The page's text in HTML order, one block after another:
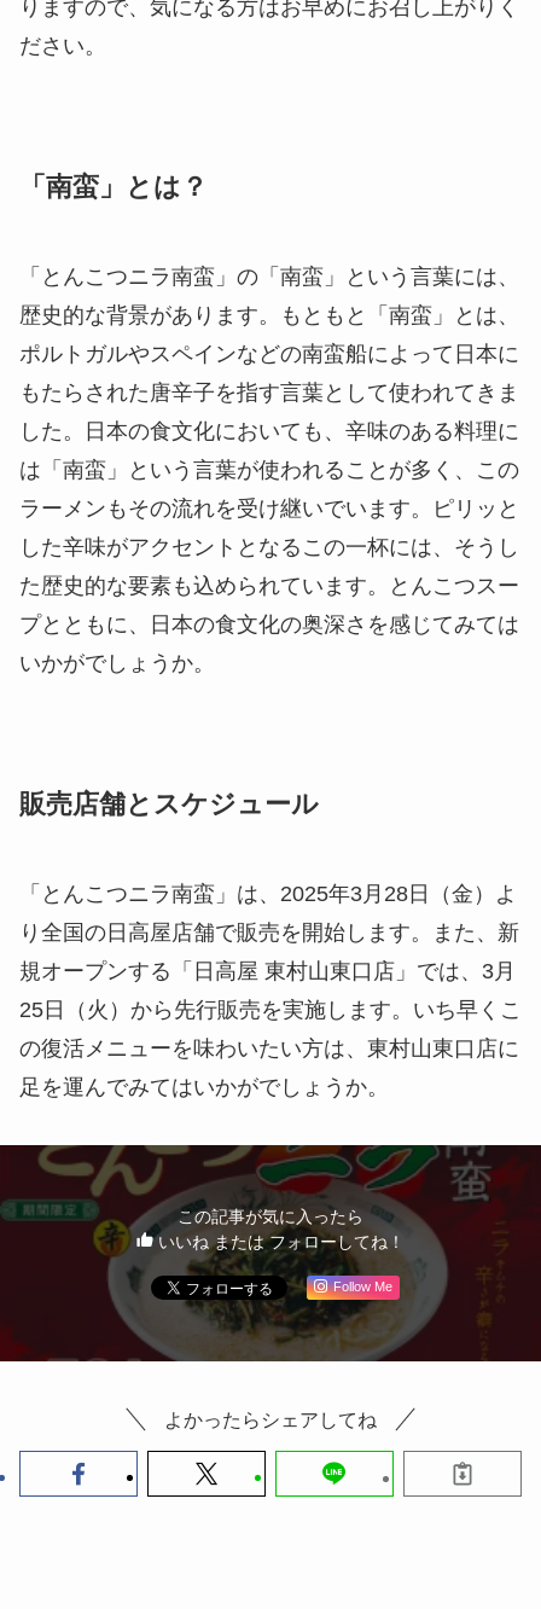
りますので、気になる方はお早めにお召し上がりく
ださい。
「南蛮」とは？
「とんこつニラ南蛮」の「南蛮」という言葉には、
歴史的な背景があります。もともと「南蛮」とは、
ポルトガルやスペインなどの南蛮船によって日本に
もたらされた唐辛子を指す言葉として使われてきま
した。日本の食文化においても、辛味のある料理に
は「南蛮」という言葉が使われることが多く、この
ラーメンもその流れを受け継いでいます。ピリッと
した辛味がアクセントとなるこの一杯には、そうし
た歴史的な要素も込められています。とんこつスー
プとともに、日本の食文化の奥深さを感じてみては
いかがでしょうか。
販売店舗とスケジュール
「とんこつニラ南蛮」は、2025年3月28日（金）よ
り全国の日高屋店舗で販売を開始します。また、新
規オープンする「日高屋 東村山東口店」では、3月
25日（火）から先行販売を実施します。いち早くこ
の復活メニューを味わいたい方は、東村山東口店に
足を運んでみてはいかがでしょうか。
この記事が気に入ったら
いいね または フォローしてね！
Follow Me
よかったらシェアしてね